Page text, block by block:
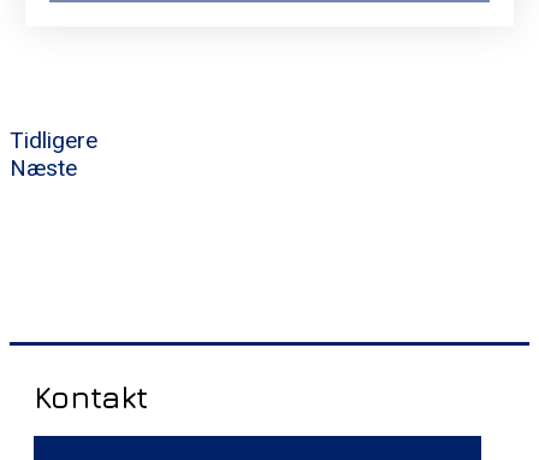
Tidligere
Næste
Kontakt